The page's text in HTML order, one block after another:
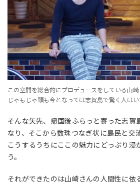
この空間を総合的にプロデュースをしている山
じゃもじゃ頭も今となっては志賀島で驚く人は
そんな矢先、帰国後ふらっと寄った志賀
なり、そこから数珠つなぎ状に島民と交
こうするうちにここの魅力にどっぷり浸
う。
それができたのは山崎さんの人間性に依